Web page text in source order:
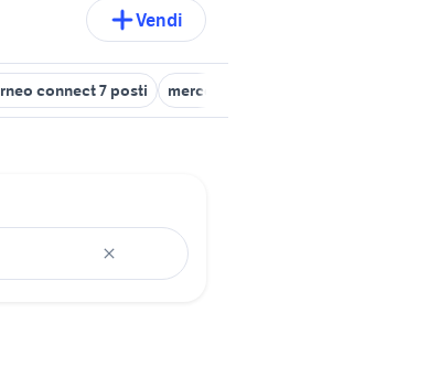
Vendi
connect 7 posti mercedes vito 9 posti usato